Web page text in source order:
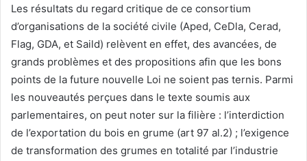
Les résultats du regard critique de ce consortium
d’organisations de la société civile (Aped, CeDla, Cerad,
Flag, GDA, et Saild) relèvent en effet, des avancées, de
grands problèmes et des propositions afin que les bons
points de la future nouvelle Loi ne soient pas ternis. Parmi
les nouveautés perçues dans le texte soumis aux
parlementaires, on peut noter sur la filière : l’interdiction
de l’exportation du bois en grume (art 97 al.2) ; l’exigence
de transformation des grumes en totalité par l’industrie